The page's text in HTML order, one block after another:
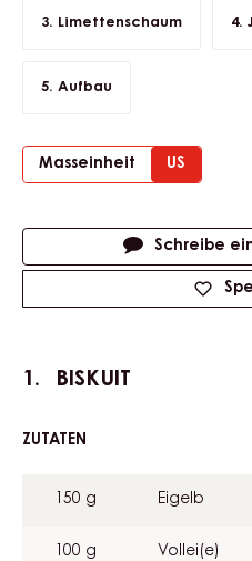
Limettenschaum
Aufbau
Masseinheit US
Schreibe
BISKUIT
ZUTATEN
150 g Eigelb
100 g Vollei(e)